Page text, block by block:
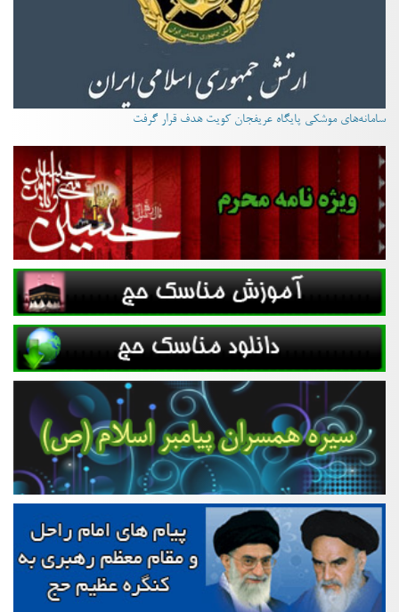
سامانه‌های موشکی پایگاه عریفجان کویت هدف قرار گرفت